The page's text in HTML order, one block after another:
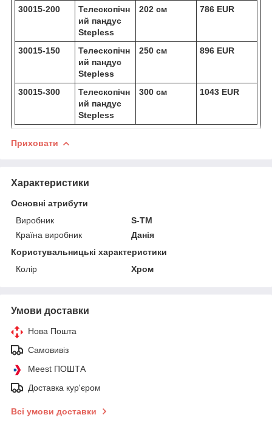
30015-200
Телескопічн
ий пандус
Stepless
202 см 786 EUR
30015-150
Телескопічн
ий пандус
Stepless
250 см 896 EUR
30015-300
Телескопічн
ий пандус
Stepless
300 см 1043 EUR
Приховати
Характеристики
Основні атрибути
Виробник
S-TM
Країна виробник
Данія
Користувальницькі характеристики
Колір
Хром
Умови доставки
Нова Пошта
Самовивіз
Meest ПОШТА
Доставка кур'єром
Всі умови доставки